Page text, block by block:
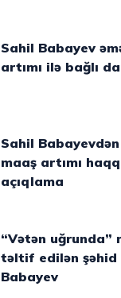
Sahil Babayev əməkhaqqı
artımı ilə bağlı
Sahil Babayevdən 2022-ci ildə
maaş artımı
açıqlama
“Vətən uğrunda” medalı ilə
təltif edilən şəhid
Babayev